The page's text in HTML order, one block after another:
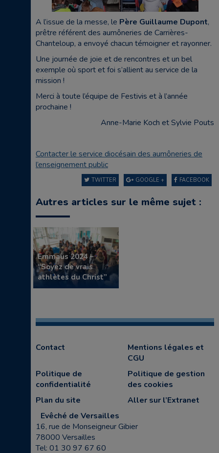
A l’issue de la messe, le Père Guillaume Dupont,
prêtre référent des aumôneries de Carrières-
Chanteloup, a envoyé chacun témoigner et rayonner.
Une journée de joie et de rencontres et un bel
exemple où sport et foi s’allient au service de la
mission !
Merci à toute l’équipe de Festivis et à l’année
prochaine !
Anne-Marie Koch et Sylvie Pouts
Contacter le service diocésain des aumôneries de
l’enseignement public
FACEBOOK
GOOGLE +
TWITTER
Autres articles sur le même sujet :
Emmaüs 2024 –
“Soyez de vrais
athlètes du Christ”
Contact
Mentions légales et
CGU
Politique de
confidentialité
Politique de gestion
des cookies
Plan du site
Aller sur l’Extranet
Evêché de Versailles
16, rue de Monseigneur Gibier
78000 Versailles
Tel: 01 30 97 67 60